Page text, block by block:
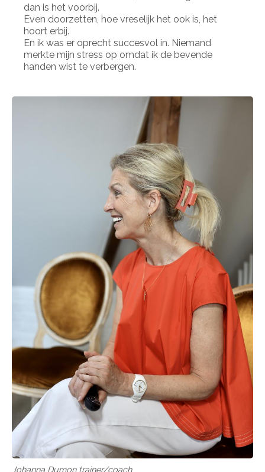
dan is het voorbij.
Even doorzetten, hoe vreselijk het ook is, het
hoort erbij.
En ik was er oprecht succesvol in. Niemand
merkte mijn stress op omdat ik de bevende
handen wist te verbergen.
Johanna Dumon trainer/coach